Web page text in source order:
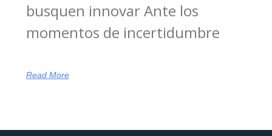
busquen innovar Ante los
momentos de incertidumbre
Read More